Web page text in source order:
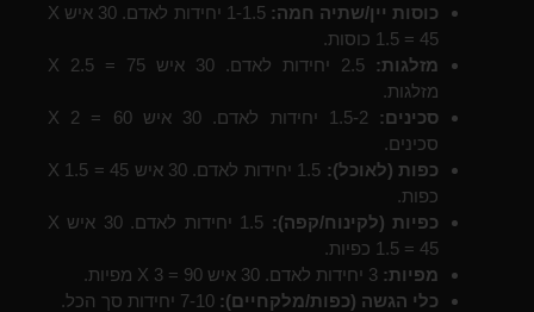
כוסות יין/שתיה חמה:
1-1.5 יחידות לאדם. 30 איש X
1.5 = 45 כוסות.
מזלגות:
2.5 יחידות לאדם. 30 איש X 2.5 = 75
מזלגות.
סכינים:
1.5-2 יחידות לאדם. 30 איש X 2 = 60
סכינים.
כפות (לאוכל):
1.5 יחידות לאדם. 30 איש X 1.5 = 45
כפות.
כפיות (לקינוח/קפה):
1.5 יחידות לאדם. 30 איש X
1.5 = 45 כפיות.
מפיות:
כלי הגשה (כפות/מלקחיים):